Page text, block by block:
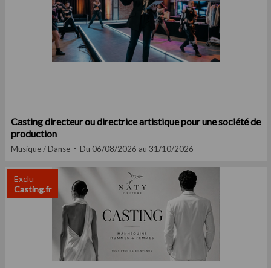
Casting directeur ou directrice artistique pour une société de
production
Musique / Danse Du 06/08/2026 au 31/10/2026
Exclu
Casting.fr